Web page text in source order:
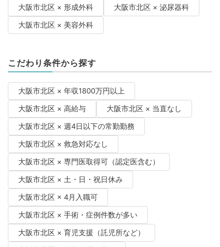
大阪市北区 × 形成外科
大阪市北区 × 泌尿器科
大阪市北区 × 美容外科
こだわり条件から探す
大阪市北区 × 年収1800万円以上
大阪市北区 × 高給与
大阪市北区 × 当直なし
大阪市北区 × 週4日以下の常勤勤務
大阪市北区 × 救急対応なし
大阪市北区 × 専門医取得可（認定医含む）
大阪市北区 × 土・日・祝日休み
大阪市北区 × 4月入職可
大阪市北区 × 手術・症例件数が多い
大阪市北区 × 育児支援（託児所など）